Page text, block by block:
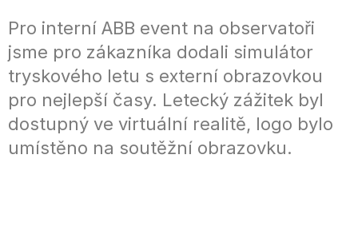
Pro interní ABB event na observatoři
jsme pro zákazníka dodali simulátor
tryskového letu s externí obrazovkou
pro nejlepší časy. Letecký zážitek byl
dostupný ve virtuální realitě, logo bylo
umístěno na soutěžní obrazovku.